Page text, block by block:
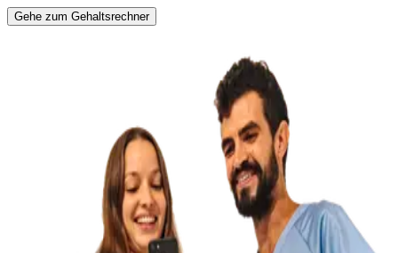
Gehe zum Gehaltsrechner